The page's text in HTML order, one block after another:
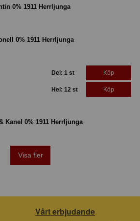
0% 1911 Herrljunga
0% 1911 Herrljunga
Del: 1 st Köp
Hel: 12 st Köp
Kanel 0% 1911 Herrljunga
Visa fler
Vårt erbjudande